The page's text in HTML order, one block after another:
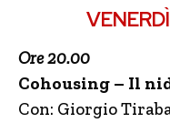
Ore 20.00
Cohousing – Il
Con: Giorgio